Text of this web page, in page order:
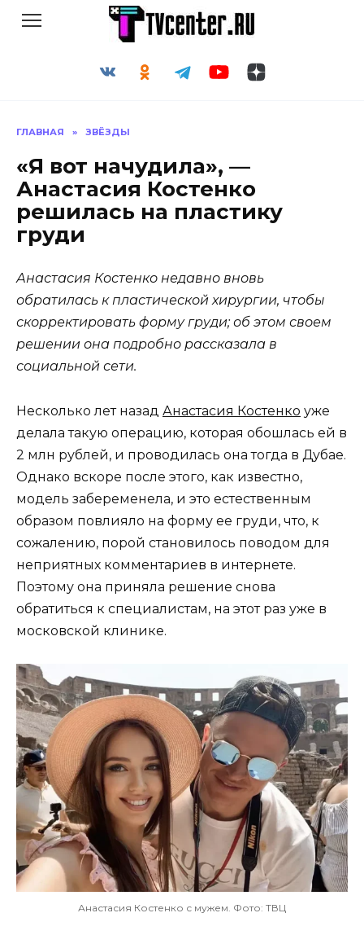
ГЛАВНАЯ » ЗВЁЗДЫ
«Я вот начудила», —
Анастасия Костенко
решилась на пластику
груди
Анастасия Костенко недавно вновь
обратилась к пластической хирургии, чтобы
скорректировать форму груди; об этом своем
решении она подробно рассказала в
социальной сети.
Несколько лет назад Анастасия Костенко уже
делала такую операцию, которая обошлась ей в
2 млн рублей, и проводилась она тогда в Дубае.
Однако вскоре после этого, как известно,
модель забеременела, и это естественным
образом повлияло на форму ее груди, что, к
сожалению, порой становилось поводом для
неприятных комментариев в интернете.
Поэтому она приняла решение снова
обратиться к специалистам, на этот раз уже в
московской клинике.
Анастасия Костенко с мужем. Фото: ТВЦ